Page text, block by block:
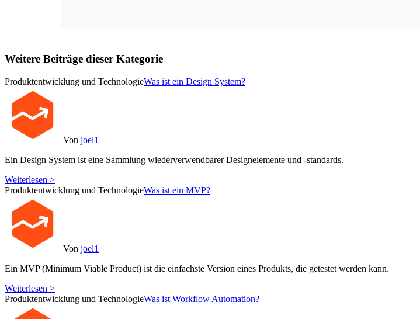
Weitere Beiträge dieser Kategorie
Produktentwicklung und TechnologieWas ist ein Design System?
Von joel1
Ein Design System ist eine Sammlung wiederverwendbarer Designelemente und -standards.
Weiterlesen >
Produktentwicklung und TechnologieWas ist ein MVP?
Von joel1
Ein MVP (Minimum Viable Product) ist die einfachste Version eines Produkts, die getestet werden kann.
Weiterlesen >
Produktentwicklung und TechnologieWas ist Workflow Automation?